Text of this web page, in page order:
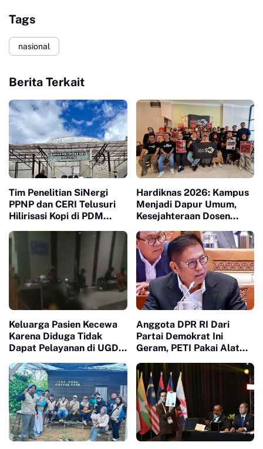
Tags
nasional
Berita Terkait
Tim Penelitian SiNergi
PPNP dan CERI Telusuri
Hilirisasi Kopi di PDM
Hardiknas 2026: Kampus
Menjadi Dapur Umum,
Kesejahteraan Dosen
Keluarga Pasien Kecewa
Karena Diduga Tidak
Dapat Pelayanan di UGD
Anggota DPR RI Dari
Partai Demokrat Ini
Geram, PETI Pakai Alat
Tidak Tersentuh Hukum